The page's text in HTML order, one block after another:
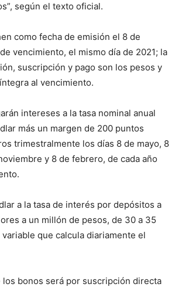
según el texto oficial.
como fecha de emisión el 8 de
vencimiento, el mismo día de 2021; la
suscripción y pago son los pesos y
al vencimiento.
intereses a la tasa nominal anual
más un margen de 200 puntos
trimestralmente los días 8 de mayo, 8
y 8 de febrero, de cada año
a la tasa de interés por depósitos a
a un millón de pesos, de 30 a 35
variable que calcula diariamente el
los bonos será por suscripción directa